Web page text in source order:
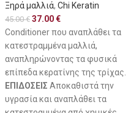
Ξηρά μαλλιά, Chi Keratin
45.00€ 37.00€
Conditioner που αναπλάθει τα
κατεστραμμένα μαλλιά,
αναπληρώνοντας τα φυσικά
επίπεδα κερατίνης της τρίχας.
ΕΠΙΔΟΣΕΙΣ Αποκαθιστά την
υγρασία και αναπλάθει τα